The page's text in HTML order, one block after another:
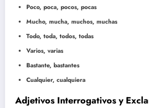
Poco, poca, pocos, pocas
Mucho, mucha, muchos, muchas
Todo, toda, todos, todas
Varios, varias
Bastante, bastantes
Cualquier, cualquiera
Adjetivos Interrogativos y